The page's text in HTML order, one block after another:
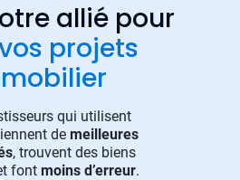
allié pour
projets
qui utilisent
de meilleures
, trouvent des biens
font moins d’erreur.